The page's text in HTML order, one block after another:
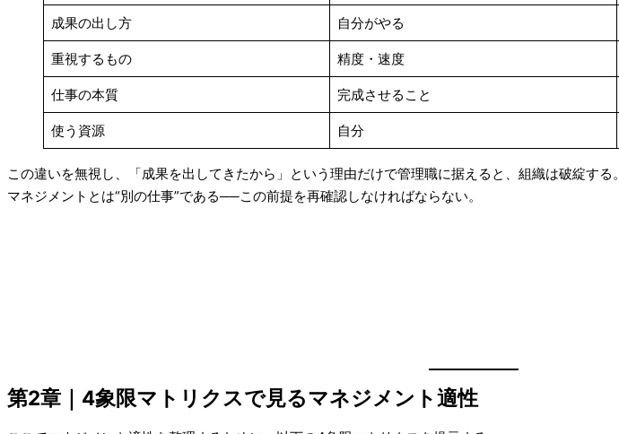
成果の出し方 自分がやる
重視するもの 精度・速度
仕事の本質 完成させること
使う資源 自分
この違いを無視し、「成果を出してきたから」という理由だけで管理職に据えると、組織は破綻する。
マネジメントとは“別の仕事”である──この前提を再確認しなければならない。
第2章｜4象限マトリクスで見るマネジメント適性